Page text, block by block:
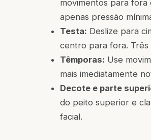
movimentos para
apenas pressão
Testa: Deslize para
centro para fora. Três
Têmporas: Use
mais imediatamente
Decote e parte
do peito superior e
facial.